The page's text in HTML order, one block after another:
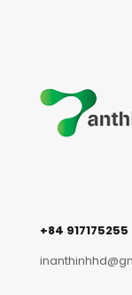
+84 917175255